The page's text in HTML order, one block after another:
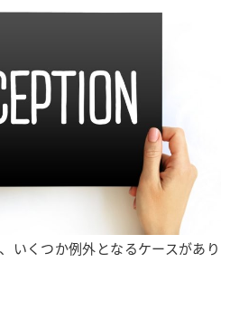
いくつか例外となるケースがあり